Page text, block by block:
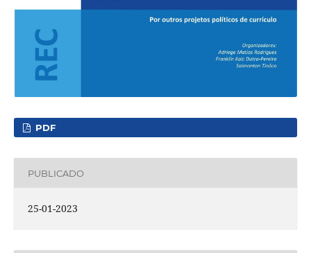
PDF
PUBLICADO
25-01-2023